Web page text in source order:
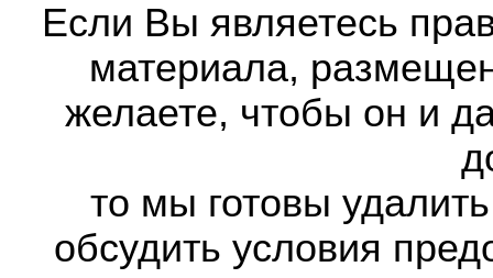
Если Вы являетесь
материала,
желаете, чтобы он и
то мы готовы
обсудить условия